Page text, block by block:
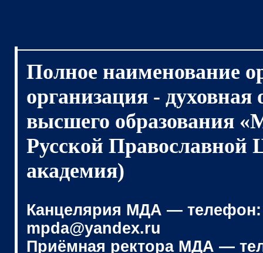
Полное наименование
организация - духовная
высшего образования
Русской Православной
академия)
Канцелярия МДА — телефон:
mpda@yandex.ru
Приёмная ректора МДА —